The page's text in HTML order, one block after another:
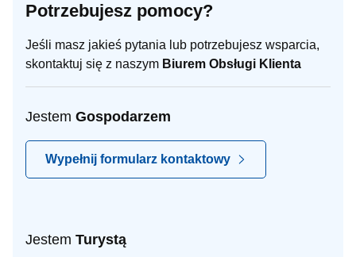
Potrzebujesz pomocy?
Jeśli masz jakieś pytania lub potrzebujesz wsparcia,
skontaktuj się z naszym Biurem Obsługi Klienta
Jestem Gospodarzem
Wypełnij formularz kontaktowy
Jestem Turystą